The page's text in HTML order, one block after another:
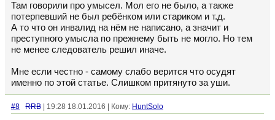
Там говорили про умысел. Мол его не было, а также
потерпевший не был ребёнком или стариком и т.д.
А то что он инвалид на нём не написано, а значит и
преступного умысла по прежнему быть не могло. Но тем
не менее следователь решил иначе.
Мне если честно - самому слабо верится что осудят
именно по этой статье. Слишком притянуто за уши.
#8 RRB | 19:28 18.01.2016 | Кому: HuntSolo